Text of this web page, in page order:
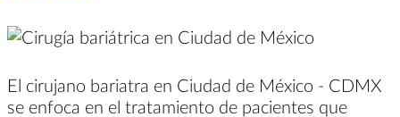
El cirujano bariatra en Ciudad de México - CDMX
se enfoca en el tratamiento de pacientes que